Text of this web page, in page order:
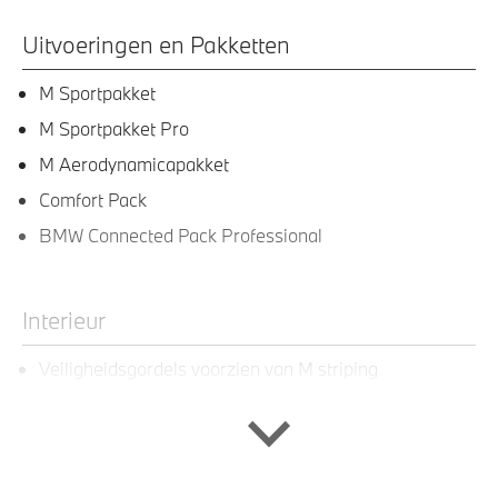
Uitvoeringen en Pakketten
M Sportpakket
M Sportpakket Pro
M Aerodynamicapakket
Comfort Pack
BMW Connected Pack Professional
Interieur
Veiligheidsgordels voorzien van M striping